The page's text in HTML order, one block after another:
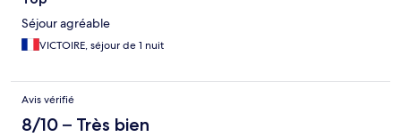
Séjour agréable
VICTOIRE, séjour de 1 nuit
Avis vérifié
8/10 – Très bien